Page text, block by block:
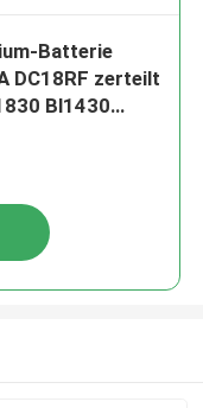
Batterie
DC18RF zerteilt
Bl1430